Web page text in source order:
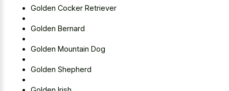
Golden Cocker Retriever
Golden Bernard
Golden Mountain Dog
Golden Shepherd